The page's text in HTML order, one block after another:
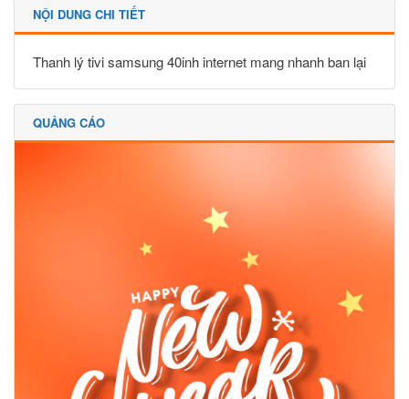
NỘI DUNG CHI TIẾT
Thanh lý tivi samsung 40inh internet mang nhanh ban lại
QUẢNG CÁO